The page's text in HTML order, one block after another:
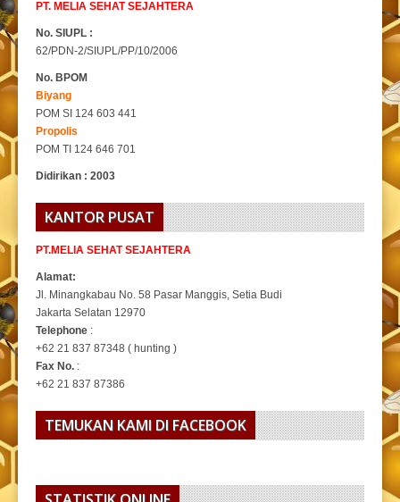
PT. MELIA SEHAT SEJAHTERA
No. SIUPL :
62/PDN-2/SIUPL/PP/10/2006
No. BPOM
Biyang
POM SI 124 603 441
Propolis
POM TI 124 646 701
Didirikan : 2003
KANTOR PUSAT
PT.MELIA SEHAT SEJAHTERA
Alamat:
Jl. Minangkabau No. 58 Pasar Manggis, Setia Budi
Jakarta Selatan 12970
Telephone :
+62 21 837 87348 ( hunting )
Fax No. :
+62 21 837 87386
TEMUKAN KAMI DI FACEBOOK